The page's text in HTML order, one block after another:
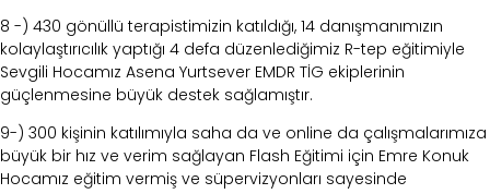
8 -) 430 gönüllü terapistimizin katıldığı, 14 danışmanımızın
kolaylaştırıcılık yaptığı 4 defa düzenlediğimiz R-tep eğitimiyle
Sevgili Hocamız Asena Yurtsever EMDR TİG ekiplerinin
güçlenmesine büyük destek sağlamıştır.
9-) 300 kişinin katılımıyla saha da ve online da çalışmalarımıza
büyük bir hız ve verim sağlayan Flash Eğitimi için Emre Konuk
Hocamız eğitim vermiş ve süpervizyonları sayesinde